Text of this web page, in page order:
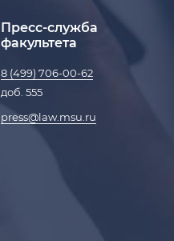
Пресс-служба
факультета
8 (499) 706-00-62
доб. 555
press@law.msu.ru